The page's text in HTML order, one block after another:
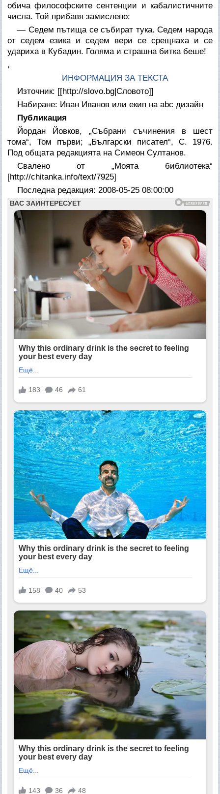
обича философските сентенции и кабалистичните
числа. Той прибавя замислено:
— Седем пътища се събират тука. Седем народа
от седем езика и седем вери се срещнаха и се
удариха в Кубадин. Голяма и страшна битка беше!
,
ИНФОРМАЦИЯ ЗА ТЕКСТА
Източник: [[http://slovo.bg|Словото]]
Набиране: Иван Иванов или екип на abc дизайн
Публикация
Йордан Йовков, „Събрани съчинения в шест
тома“, Том първи; „Български писател“, С. 1976.
Под общата редакцията на Симеон Султанов.
Свалено от „Моята библиотека“
[http://chitanka.info/text/7925]
Последна редакция: 2008-05-25 08:00:00